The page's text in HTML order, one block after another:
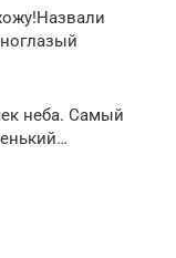
неба. Самый